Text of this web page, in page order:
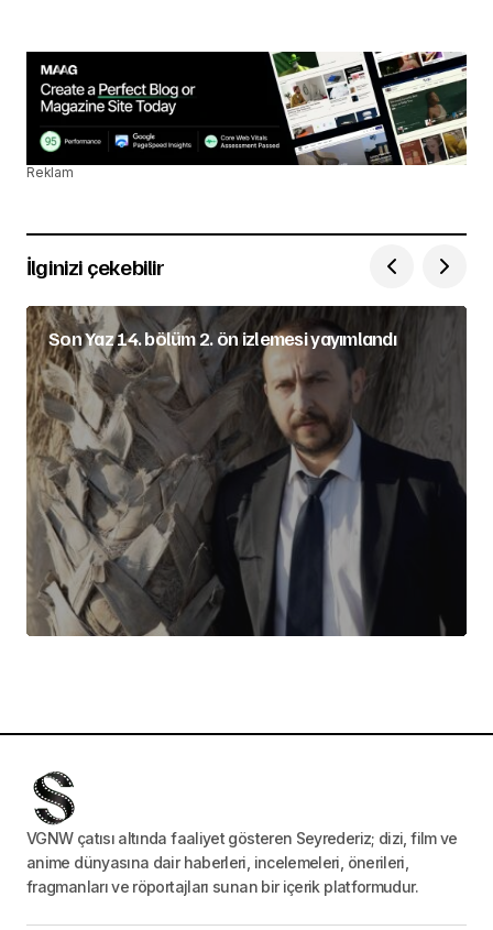
Reklam
İlginizi çekebilir
Son Yaz 14. bölüm 2. ön izlemesi yayımlandı
VGNW çatısı altında faaliyet gösteren Seyrederiz; dizi, film ve
anime dünyasına dair haberleri, incelemeleri, önerileri,
fragmanları ve röportajları sunan bir içerik platformudur.